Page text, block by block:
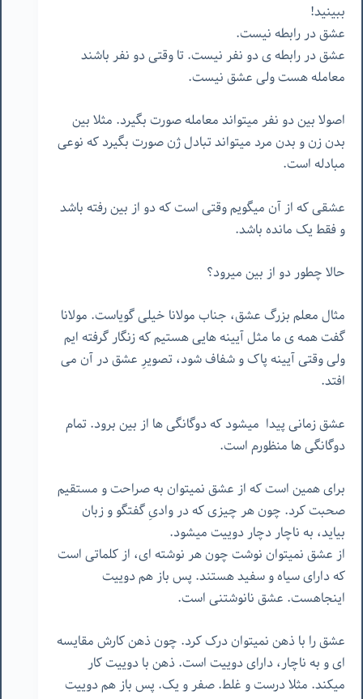
ببینید!
عشق در رابطه نیست.
عشق در رابطه ی دو نفر نیست. تا وقتی دو نفر باشند
معامله هست ولی عشق نیست.
اصولا بین دو نفر میتواند معامله صورت بگیرد. مثلا بین
بدن زن و بدن مرد میتواند تبادل ژن صورت بگیرد که نوعی
مبادله است.
عشقی که از آن میگویم وقتی است که دو از بین رفته باشد
و فقط یک مانده باشد.
حالا چطور دو از بین میرود؟
مثال معلم بزرگ عشق، جناب مولانا خیلی گویاست. مولانا
گفت همه ی ما مثل آیینه هایی هستیم که زنگار گرفته ایم
ولی وقتی آیینه پاک و شفاف شود، تصویرِ عشق در آن می
افتد.
عشق زمانی پیدا میشود که دوگانگی ها از بین برود. تمام
دوگانگی ها منظورم است.
برای همین است که از عشق نمیتوان به صراحت و مستقیم
صحبت کرد. چون هر چیزی که در وادیِ گفتگو و زبان
بیاید، به ناچار دچار دوییت میشود.
از عشق نمیتوان نوشت چون هر نوشته ای، از کلماتی است
که دارای سیاه و سفید هستند. پس باز هم دوییت
اینجاهست. عشق نانوشتنی است.
عشق را با ذهن نمیتوان درک کرد. چون ذهن کارش مقایسه
ای و به ناچار، دارای دوییت است. ذهن با دوییت کار
میکند. مثلا درست و غلط. صفر و یک. پس باز هم دوییت